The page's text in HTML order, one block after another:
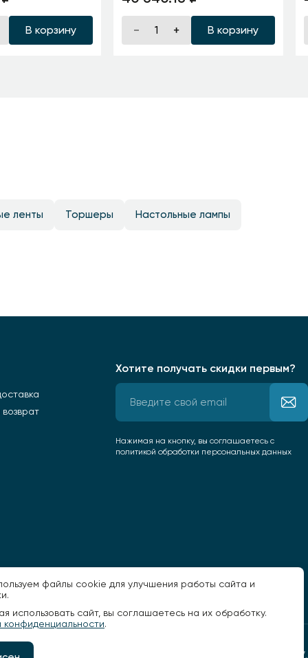
В корзину В корзину
ленты Торшеры Настольные лампы
Хотите получать скидки первым?
Нажимая на кнопку, вы соглашаетесь с
политикой обработки персональных данных
файлы cookie для улучшения работы сайта и
использовать сайт, вы соглашаетесь на их обработку.
конфиденциальности.